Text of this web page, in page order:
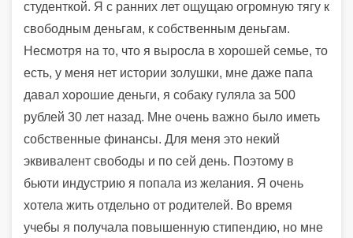
студенткой. Я с ранних лет ощущаю огромную тягу к
свободным деньгам, к собственным деньгам.
Несмотря на то, что я выросла в хорошей семье, то
есть, у меня нет истории золушки, мне даже папа
давал хорошие деньги, я собаку гуляла за 500
рублей 30 лет назад. Мне очень важно было иметь
собственные финансы. Для меня это некий
эквивалент свободы и по сей день. Поэтому в
бьюти индустрию я попала из желания. Я очень
хотела жить отдельно от родителей. Во время
учебы я получала повышенную стипендию, но мне